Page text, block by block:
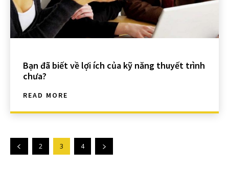
Bạn đã biết về lợi ích của kỹ năng thuyết trình
chưa?
READ MORE
2 3 4